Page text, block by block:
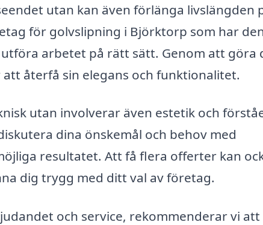
utan kan även förlänga livslängden
för golvslipning i Björktorp som har
arbetet på rätt sätt. Genom att göra
återfå sin elegans och funktionalitet.
utan involverar även estetik och
dina önskemål och behov med
resultatet. Att få flera offerter kan
dig trygg med ditt val av företag.
och service, rekommenderar vi att